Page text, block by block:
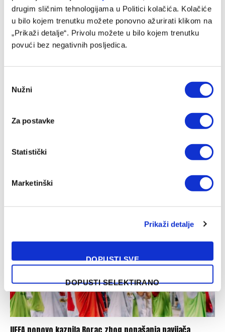
drugim sličnim tehnologijama u Politici kolačića. Kolačiće
u bilo kojem trenutku možete ponovno ažurirati klikom na
„Prikaži detalje“. Privolu možete u bilo kojem trenutku
povući bez negativnih posljedica.
Selection
Nužni
Za postavke
Statistički
Marketinški
Prikaži detalje
DOPUSTI SVE
DOPUSTI SELEKTIRANO
WWin liga BiH pregled 1. kola
10/08/2026
10/08/2026